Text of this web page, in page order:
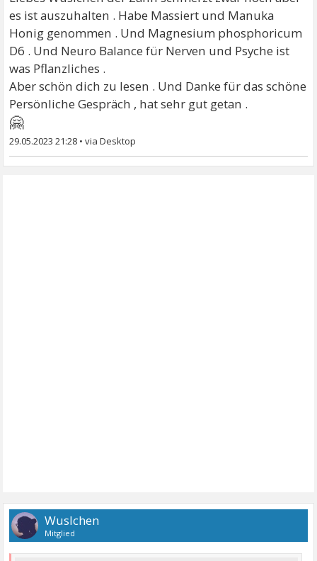
es ist auszuhalten . Habe Massiert und Manuka
Honig genommen . Und Magnesium phosphoricum
D6 . Und Neuro Balance für Nerven und Psyche ist
was Pflanzliches .
Aber schön dich zu lesen . Und Danke für das schöne
Persönliche Gespräch , hat sehr gut getan .
🤗
29.05.2023 21:28 •
Wuslchen
Mitglied